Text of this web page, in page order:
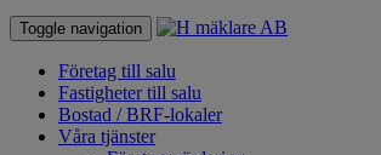
Toggle navigation
Företag till salu
Fastigheter till salu
Bostad / BRF-lokaler
Våra tjänster